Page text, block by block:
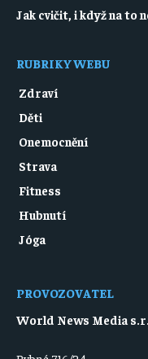
Jak cvičit, i když na to
RUBRIKY WEBU
Zdraví
Děti
Onemocnění
Strava
Fitness
Hubnutí
Jóga
PROVOZOVATEL
World News Media